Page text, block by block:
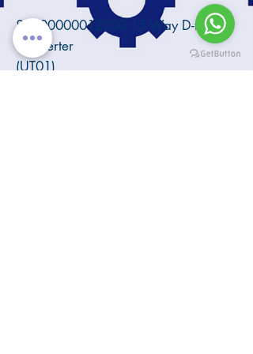
82000000012200 15-Way D-type
Converter
(UT01)